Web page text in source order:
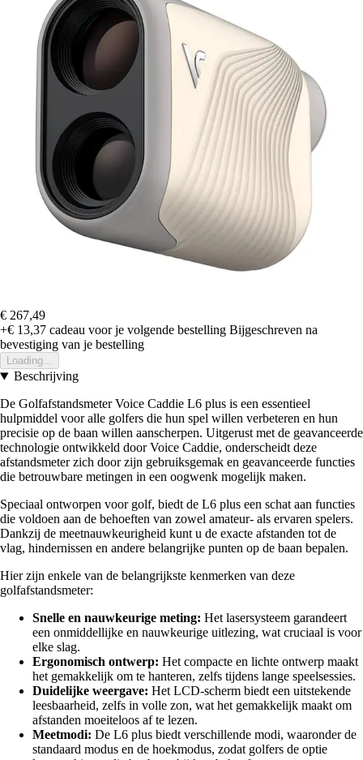
€ 267,49
+€ 13,37 cadeau voor je volgende bestelling Bijgeschreven na
bevestiging van je bestelling
Loading...
Beschrijving
De Golfafstandsmeter Voice Caddie L6 plus is een essentieel
hulpmiddel voor alle golfers die hun spel willen verbeteren en hun
precisie op de baan willen aanscherpen. Uitgerust met de geavanceerde
technologie ontwikkeld door Voice Caddie, onderscheidt deze
afstandsmeter zich door zijn gebruiksgemak en geavanceerde functies
die betrouwbare metingen in een oogwenk mogelijk maken.
Speciaal ontworpen voor golf, biedt de L6 plus een schat aan functies
die voldoen aan de behoeften van zowel amateur- als ervaren spelers.
Dankzij de meetnauwkeurigheid kunt u de exacte afstanden tot de
vlag, hindernissen en andere belangrijke punten op de baan bepalen.
Hier zijn enkele van de belangrijkste kenmerken van deze
golfafstandsmeter:
Snelle en nauwkeurige meting: Het lasersysteem garandeert
een onmiddellijke en nauwkeurige uitlezing, wat cruciaal is voor
elke slag.
Ergonomisch ontwerp: Het compacte en lichte ontwerp maakt
het gemakkelijk om te hanteren, zelfs tijdens lange speelsessies.
Duidelijke weergave: Het LCD-scherm biedt een uitstekende
leesbaarheid, zelfs in volle zon, wat het gemakkelijk maakt om
afstanden moeiteloos af te lezen.
Meetmodi: De L6 plus biedt verschillende modi, waaronder de
standaard modus en de hoekmodus, zodat golfers de optie